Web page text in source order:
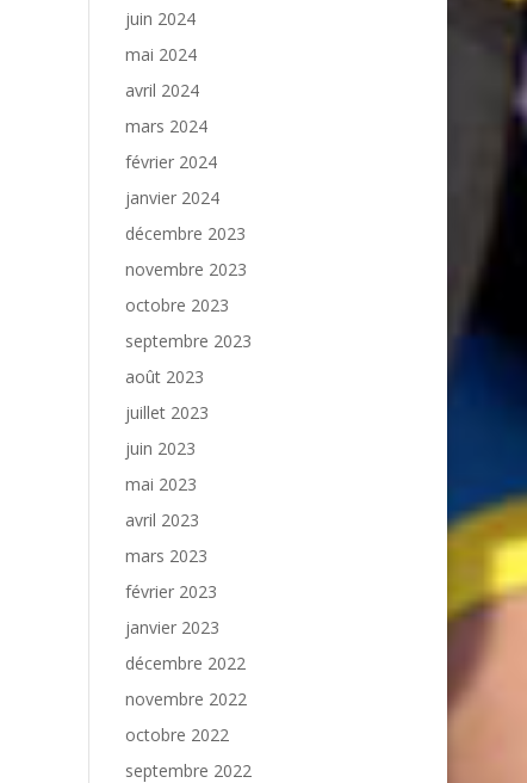
juin 2024
mai 2024
avril 2024
mars 2024
février 2024
janvier 2024
décembre 2023
novembre 2023
octobre 2023
septembre 2023
août 2023
juillet 2023
juin 2023
mai 2023
avril 2023
mars 2023
février 2023
janvier 2023
décembre 2022
novembre 2022
octobre 2022
septembre 2022